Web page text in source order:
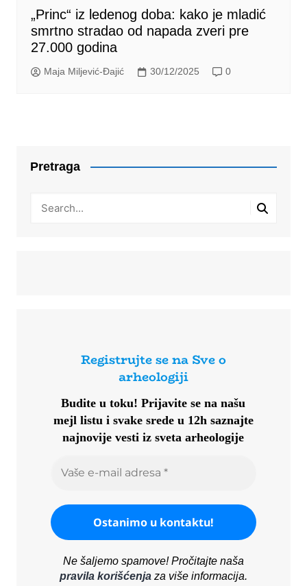
„Princ“ iz ledenog doba: kako je mladić
smrtno stradao od napada zveri pre
27.000 godina
Maja Miljević-Đajić 30/12/2025 0
Pretraga
Registrujte se na Sve o
arheologiji
Budite u toku!Prijavite se na našu
mejl listu i svake srede u 12h saznajte
najnovije vesti iz sveta arheologije
Ne šaljemo spamove! Pročitajte naša
pravila korišćenjaza više informacija.